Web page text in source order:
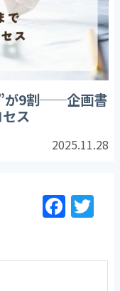
が9割──企画書
ス
2025.11.28
F
a
eer